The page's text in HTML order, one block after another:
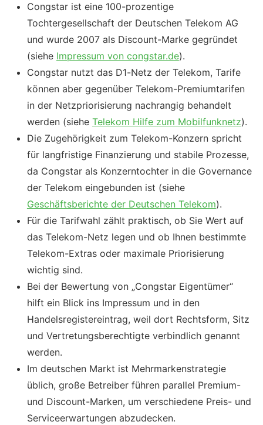
Congstar ist eine 100-prozentige
Tochtergesellschaft der Deutschen Telekom AG
und wurde 2007 als Discount-Marke gegründet
(siehe Impressum von congstar.de).
Congstar nutzt das D1-Netz der Telekom, Tarife
können aber gegenüber Telekom-Premiumtarifen
in der Netzpriorisierung nachrangig behandelt
werden (siehe Telekom Hilfe zum Mobilfunknetz).
Die Zugehörigkeit zum Telekom-Konzern spricht
für langfristige Finanzierung und stabile Prozesse,
da Congstar als Konzerntochter in die Governance
der Telekom eingebunden ist (siehe
Geschäftsberichte der Deutschen Telekom).
Für die Tarifwahl zählt praktisch, ob Sie Wert auf
das Telekom-Netz legen und ob Ihnen bestimmte
Telekom-Extras oder maximale Priorisierung
wichtig sind.
Bei der Bewertung von „Congstar Eigentümer“
hilft ein Blick ins Impressum und in den
Handelsregistereintrag, weil dort Rechtsform, Sitz
und Vertretungsberechtigte verbindlich genannt
werden.
Im deutschen Markt ist Mehrmarkenstrategie
üblich, große Betreiber führen parallel Premium-
und Discount-Marken, um verschiedene Preis- und
Serviceerwartungen abzudecken.